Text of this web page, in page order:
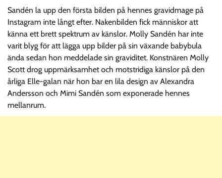
Sandén la upp den första bilden på hennes gravidmage på
Instagram inte långt efter. Nakenbilden fick människor att
känna ett brett spektrum av känslor. Molly Sandén har inte
varit blyg för att lägga upp bilder på sin växande babybula
ända sedan hon meddelade sin graviditet. Konstnären Molly
Scott drog uppmärksamhet och motstridiga känslor på den
årliga Elle-galan när hon bar en lila design av Alexandra
Andersson och Mimi Sandén som exponerade hennes
mellanrum.